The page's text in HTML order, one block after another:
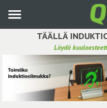
pääsisältöön
TÄÄLLÄ
Löydä
Etsi induktiosilmukka
Tee ehdotus ja vaikuta
Hae ehdotuksia